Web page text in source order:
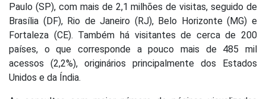
Paulo (SP), com mais de 2,1 milhões de visitas, seguido de
Brasília (DF), Rio de Janeiro (RJ), Belo Horizonte (MG) e
Fortaleza (CE). Também há visitantes de cerca de 200
países, o que corresponde a pouco mais de 485 mil
acessos (2,2%), originários principalmente dos Estados
Unidos e da Índia.